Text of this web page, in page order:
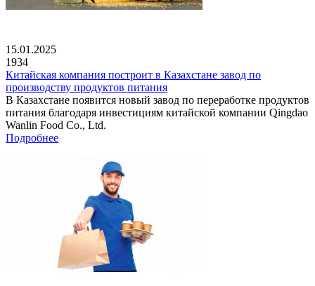
15.01.2025
1934
Китайская компания построит в Казахстане завод по
производству продуктов питания
В Казахстане появится новый завод по переработке продуктов
питания благодаря инвестициям китайской компании Qingdao
Wanlin Food Co., Ltd.
Подробнее